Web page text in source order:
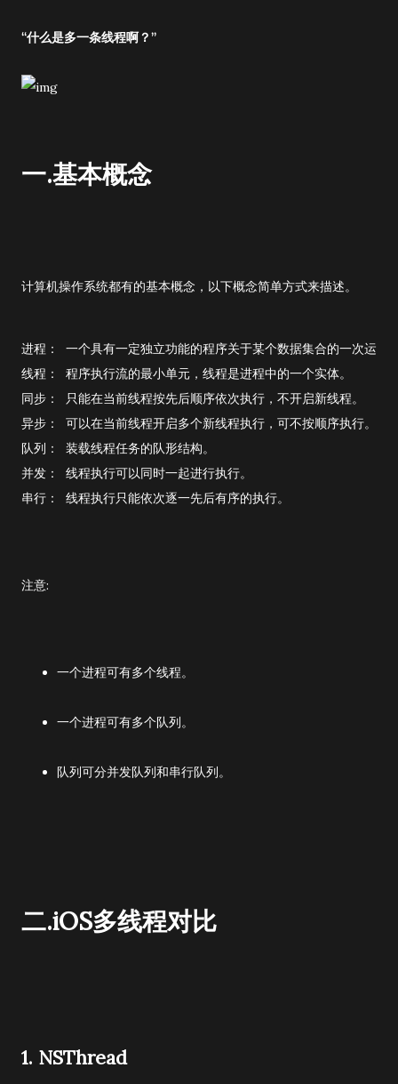
“什么是多一条线程啊？”
一.基本概念
计算机操作系统都有的基本概念，以下概念简单方式来描述。
进程： 一个具有一定独立功能的程序关于某个数据集合的一次运行
线程： 程序执行流的最小单元，线程是进程中的一个实体。
同步： 只能在当前线程按先后顺序依次执行，不开启新线程。
异步： 可以在当前线程开启多个新线程执行，可不按顺序执行。
队列： 装载线程任务的队形结构。
并发： 线程执行可以同时一起进行执行。
串行： 线程执行只能依次逐一先后有序的执行。
注意:
一个进程可有多个线程。
一个进程可有多个队列。
队列可分并发队列和串行队列。
二.iOS多线程对比
1. NSThread